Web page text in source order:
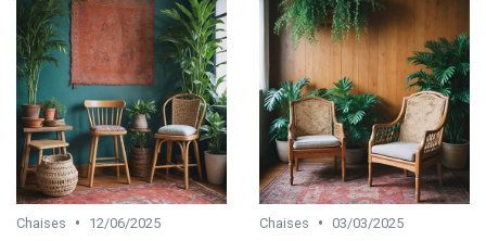
Chaises •
12/06/2025
Chaises • 03/03/2025